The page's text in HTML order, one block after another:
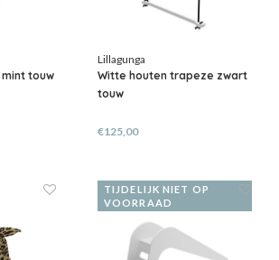
touw
Lillagunga
Witte houten trapeze zwart
touw
€125,00
TIJDELIJK NIET OP
VOORRAAD